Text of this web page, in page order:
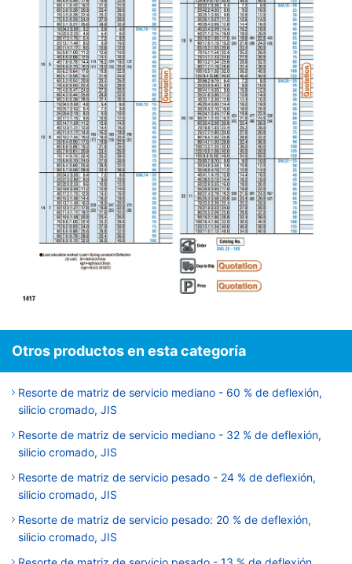
Otros productos en esta categoría
Resorte de matriz de servicio mediano - 60 % de deflexión,
silicio cromado, JIS
Resorte de matriz de servicio mediano - 32 % de deflexión,
silicio cromado, JIS
Resorte de matriz de servicio pesado - 24 % de deflexión,
silicio cromado, JIS
Resorte de matriz de servicio pesado: 20 % de deflexión,
silicio cromado, JIS